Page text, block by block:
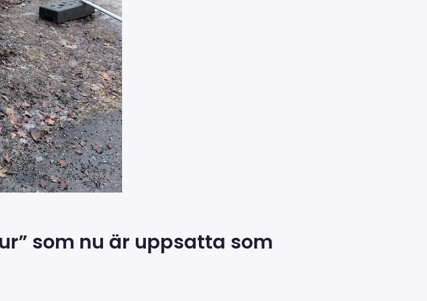
som nu är uppsatta som